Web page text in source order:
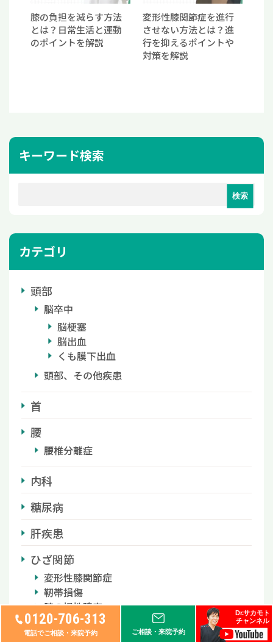
0120-706-313
電話でご相談・来院予約 ご相談・来院予約
Dr.サカモト
チャンネル
膝の負担を減らす方法
とは？日常生活と運動
のポイントを解説
変形性膝関節症を進行
させない方法とは？進
行を抑えるポイントや
対策を解説
キーワード検索
カテゴリ
頭部
脳卒中
脳梗塞
脳出血
くも膜下出血
頭部、その他疾患
首
腰
腰椎分離症
内科
糖尿病
肝疾患
ひざ関節
変形性膝関節症
靭帯損傷
膝の慢性障害
オスグッドシュラッター病
膝蓋軟骨軟化症